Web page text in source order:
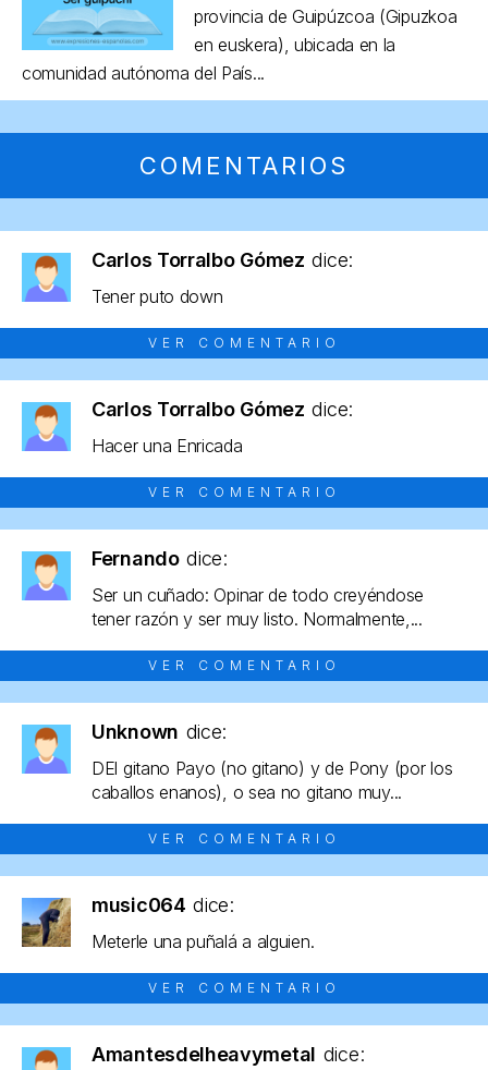
provincia de Guipúzcoa (Gipuzkoa
en euskera), ubicada en la
comunidad autónoma del País...
COMENTARIOS
Carlos Torralbo Gómez dice:
Tener puto down
VER COMENTARIO
Carlos Torralbo Gómez dice:
Hacer una Enricada
VER COMENTARIO
Fernando dice:
Ser un cuñado: Opinar de todo creyéndose
tener razón y ser muy listo. Normalmente,...
VER COMENTARIO
Unknown dice:
DEl gitano Payo (no gitano) y de Pony (por los
caballos enanos), o sea no gitano muy...
VER COMENTARIO
music064 dice:
Meterle una puñalá a alguien.
VER COMENTARIO
Amantesdelheavymetal dice: